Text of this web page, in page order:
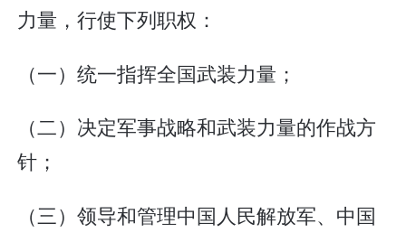
力量，行使下列职权：
（一）统一指挥全国武装力量；
（二）决定军事战略和武装力量的作战方
针；
（三）领导和管理中国人民解放军、中国